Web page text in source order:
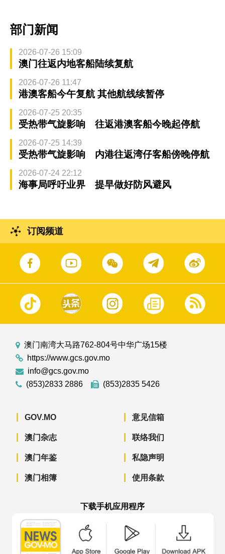
部门新闻
2026-07-26 15:09
澳门往返内地客船陆续复航
2026-07-26 11:47
港澳客船今午复航 其他航线续暂停
2026-07-25 20:35
受热带气旋影响 往返港澳客船今晚起停航
2026-07-25 14:39
受热带气旋影响 内港往返湾仔客船傍晚停航
2026-07-24 22:12
海事局呼吁业界 提早做好防风避风
订阅频道
澳门南湾大马路762-804号中华广场15楼
https://www.gcs.gov.mo
info@gcs.gov.mo
(853)2833 2886
(853)2835 5426
GOV.MO
澳门杂志
澳门年鉴
澳门相簿
意见信箱
联络我们
私隐声明
使用条款
下载手机应用程序